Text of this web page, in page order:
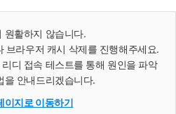
원활하지 않습니다.
브라우저 캐시 삭제를 진행해주세요.
디 접속 테스트를 통해 원인을 파악
을 안내드리겠습니다.
이지로 이동하기